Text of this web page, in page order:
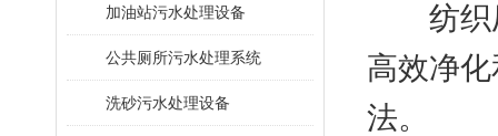
加油站污水处理设备
公共厕所污水处理系统
洗砂污水处理设备
纺织厂
高效净
法。